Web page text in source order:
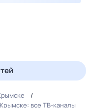
все ТВ-каналы